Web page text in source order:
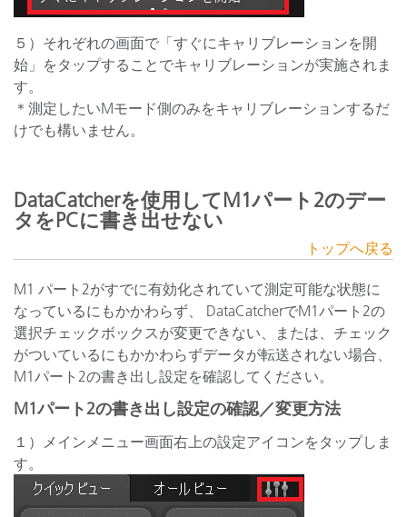
５）それぞれの画面で「すぐにキャリブレーションを開
始」をタップすることでキャリブレーションが実施されま
す。
＊測定したいMモード側のみをキャリブレーションするだ
けでも構いません。
DataCatcherを使用してM1パート2のデー
タをPCに書き出せない
トップへ戻る
M1 パート2がすでに有効化されていて測定可能な状態に
なっているにもかかわらず、 DataCatcherでM1パート2の
選択チェックボックスが変更できない、または、チェック
がついているにもかかわらずデータが転送されない場合、
M1パート2の書き出し設定を確認してください。
M1パート2の書き出し設定の確認／変更方法
１）メインメニュー画面右上の設定アイコンをタップしま
す。